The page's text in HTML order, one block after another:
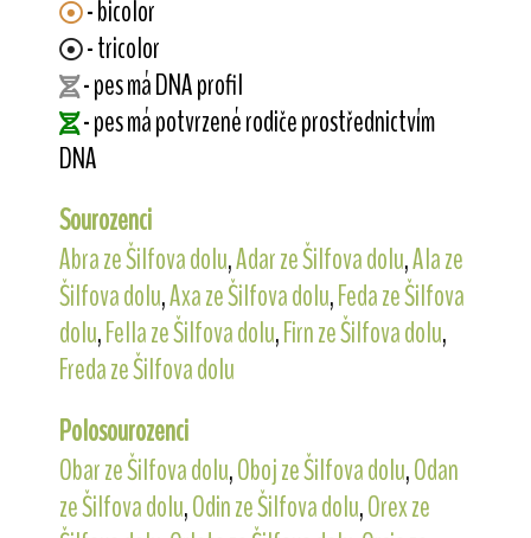
- bicolor
- tricolor
- pes má DNA profil
- pes má potvrzené rodiče prostřednictvím
DNA
Sourozenci
Abra ze Šilfova dolu,Adar ze Šilfova dolu,Ala ze
Šilfova dolu,Axa ze Šilfova dolu,Feda ze Šilfova
dolu,Fella ze Šilfova dolu,Firn ze Šilfova dolu,
Freda ze Šilfova dolu
Polosourozenci
Obar ze Šilfova dolu,Oboj ze Šilfova dolu,Odan
ze Šilfova dolu,Odin ze Šilfova dolu,Orex ze